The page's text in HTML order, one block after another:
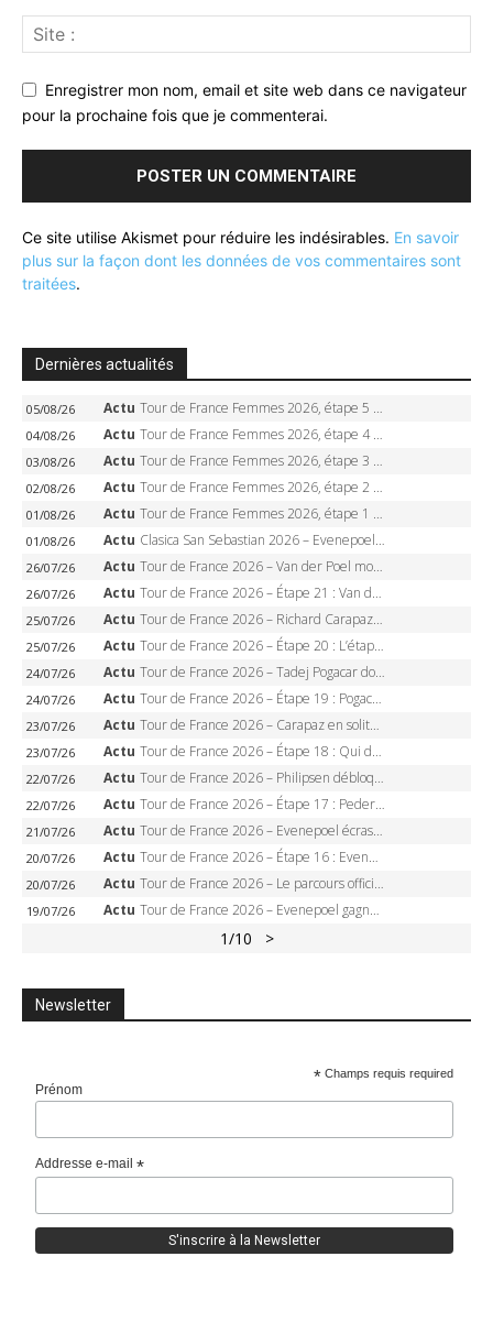
Enregistrer mon nom, email et site web dans ce navigateur
pour la prochaine fois que je commenterai.
Ce site utilise Akismet pour réduire les indésirables. En savoir
plus sur la façon dont les données de vos commentaires sont
traitées.
Dernières actualités
05/08/26 Actu Tour de France Femmes 2026, étape 5 – Demi Vollering gagne à Belleville, Reusser en jaune, Ferrand-Prévot coule
04/08/26 Actu Tour de France Femmes 2026, étape 4 – Marlen Reusser écrase le chrono, Ferrand-Prévot en crise
03/08/26 Actu Tour de France Femmes 2026, étape 3 – Sigrid Haugset en solitaire, 88 km d’échappée, maillot jaune
02/08/26 Actu Tour de France Femmes 2026, étape 2 – Lorena Wiebes doublé à Genève, Markus héroïque, 7e record
01/08/26 Actu Tour de France Femmes 2026, étape 1 – Lorena Wiebes intouchable à Lausanne, premier maillot jaune
01/08/26 Actu Clasica San Sebastian 2026 – Evenepoel recordman, 4e victoire, Carapaz battu au sprint
26/07/26 Actu Tour de France 2026 – Van der Poel monumental à Paris, Pogacar égale le record des cinq sacres
26/07/26 Actu Tour de France 2026 – Étape 21 : Van der Poel, Pogacar, qui succédera à Wout van Aert sur les Champs-Elysées ?
25/07/26 Actu Tour de France 2026 – Richard Carapaz roi des Alpes, doublé et maillot à pois, Seixas perd le podium
25/07/26 Actu Tour de France 2026 – Étape 20 : L’étape reine, Galibier, Sarenne, Alpe d’Huez, qui succédera à Pogacar ?
24/07/26 Actu Tour de France 2026 – Tadej Pogacar dompte l’Alpe d’Huez, 5e victoire, record de Pantani pulvérisé
24/07/26 Actu Tour de France 2026 – Étape 19 : Pogacar peut-il enfin dompter l’Alpe d’Huez ?
23/07/26 Actu Tour de France 2026 – Carapaz en solitaire à Orcières-Merlette, Paret-Peintre à un point du maillot à pois
23/07/26 Actu Tour de France 2026 – Étape 18 : Qui domptera Orcières-Merlette, première marche vers l’Alpe d’Huez ?
22/07/26 Actu Tour de France 2026 – Philipsen débloque son compteur à Voiron, Pedersen en danger pour le maillot vert
22/07/26 Actu Tour de France 2026 – Étape 17 : Pedersen peut-il verrouiller le maillot vert à Voiron ?
21/07/26 Actu Tour de France 2026 – Evenepoel écrase le chrono d’Évian, Seixas 4e, Lipowitz abandonne
20/07/26 Actu Tour de France 2026 – Étape 16 : Evenepoel, Pogacar, Ganna… qui domptera le chrono d’Évian pour redessiner le podium ?
20/07/26 Actu Tour de France 2026 – Le parcours officiel complet : 21 étapes, profils, carte et dates
19/07/26 Actu Tour de France 2026 – Evenepoel gagne à Solaison, Vingegaard abandonne, Pogacar toujours en jaune
1/10 >
Newsletter
* Champs requis required
Prénom
Addresse e-mail*